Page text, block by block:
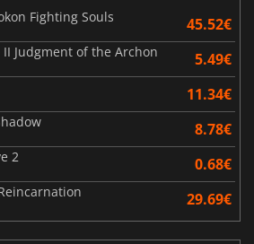
Fighting Souls
45.52€
II Judgment of the Archon 5.49€
11.34€
8.78€
2 0.68€
29.69€